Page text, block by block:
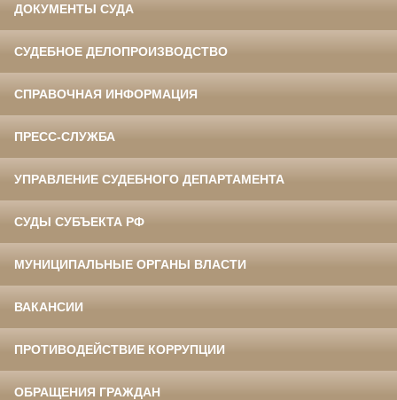
ДОКУМЕНТЫ СУДА
СУДЕБНОЕ ДЕЛОПРОИЗВОДСТВО
СПРАВОЧНАЯ ИНФОРМАЦИЯ
ПРЕСС-СЛУЖБА
УПРАВЛЕНИЕ СУДЕБНОГО ДЕПАРТАМЕНТА
СУДЫ СУБЪЕКТА РФ
МУНИЦИПАЛЬНЫЕ ОРГАНЫ ВЛАСТИ
ВАКАНСИИ
ПРОТИВОДЕЙСТВИЕ КОРРУПЦИИ
ОБРАЩЕНИЯ ГРАЖДАН